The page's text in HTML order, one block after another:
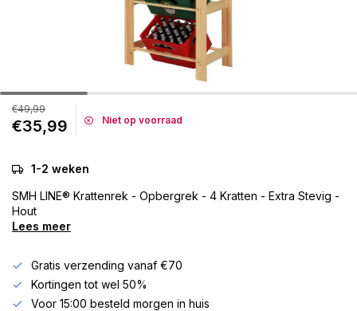
€49,99
€35,99 Niet op voorraad
1-2 weken
SMH LINE® Krattenrek - Opbergrek - 4 Kratten - Extra Stevig -
Hout
Lees meer
Gratis verzending vanaf €70
Kortingen tot wel 50%
Voor 15:00 besteld morgen in huis